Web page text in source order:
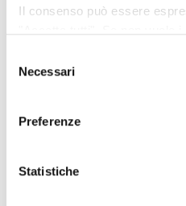
Il consenso può essere
delNecessari
Preferenze
Statistiche